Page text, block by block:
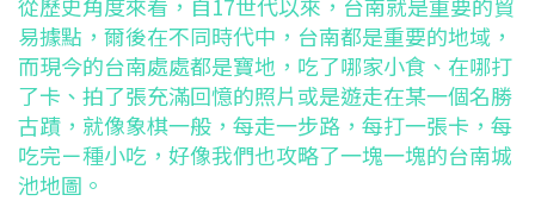
易據點，爾後在不同時代中，台南都是重要的地域，
而現今的台南處處都是寶地，吃了哪家小食、在哪打
了卡、拍了張充滿回憶的照片或是遊走在某一個名勝
古蹟，就像象棋一般，每走一步路，每打一張卡，每
吃完ㄧ種小吃，好像我們也攻略了一塊一塊的台南城
池地圖。